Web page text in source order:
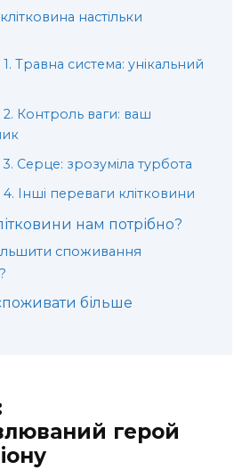
настільки
1. Травна система: унікальний
2. Контроль ваги: ваш
3. Серце: зрозуміла турбота
4. Інші переваги клітковини
нам потрібно?
споживання
більше
герой